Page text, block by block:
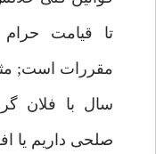
تا قيامت
مقررات است;
سال با فلان
صلحى داريم يا